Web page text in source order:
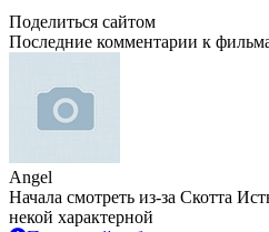
Поделиться сайтом
Последние комментарии к
Angel
Начала смотреть из-за Скотта
некой характерной